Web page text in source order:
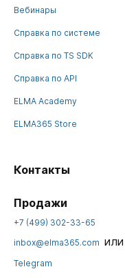
Вебинары
Справка по системе
Справка по TS SDK
Справка по API
ELMA Academy
ELMA365 Store
Контакты
Продажи
+7 (499) 302-33-65
inbox@elma365.com или
Telegram